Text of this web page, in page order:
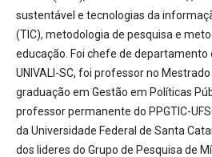
sustentável e tecnologias da
(TIC), metodologia de pesquisa e
educação. Foi chefe de departamento
UNIVALI-SC, foi professor no
graduação em Gestão em Políticas
professor permanente do PPGTIC-
da Universidade Federal de Santa
dos lideres do Grupo de Pesquisa de